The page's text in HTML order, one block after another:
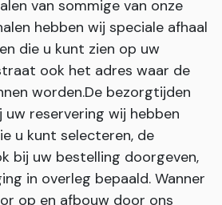
van sommige van onze
hebben wij speciale afhaal
die u kunt zien op uw
ook het adres waar de
worden.De bezorgtijden
uw reservering wij hebben
u kunt selecteren, de
bij uw bestelling doorgeven,
in overleg bepaald. Wanner
op en afbouw door ons